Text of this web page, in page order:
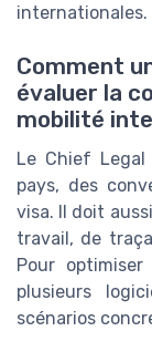
internationales.
Comment
évaluer la
mobilité
Le Chief
pays, des
visa. Il doit
travail, de
Pour
plusieurs
scénarios